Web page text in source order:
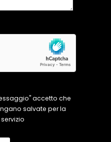
accetto che
salvate per la